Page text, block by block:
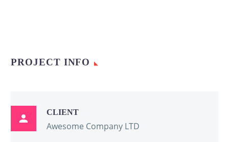
PROJECT INFO

CLIENT
Awesome Company LTD